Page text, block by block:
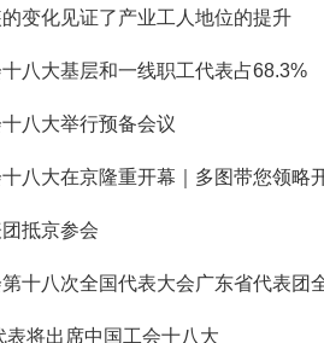
变化见证了产业工人地位的提升
八大基层和一线职工代表占68.3%
八大举行预备会议
八大在京隆重开幕｜多图带您领略
抵京参会
十八次全国代表大会广东省代表团
表将出席中国工会十八大